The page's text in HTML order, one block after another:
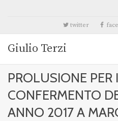
twitter
Giulio Terzi
PROLUSIONE PER
CONFERMENTO
ANNO 2017 A